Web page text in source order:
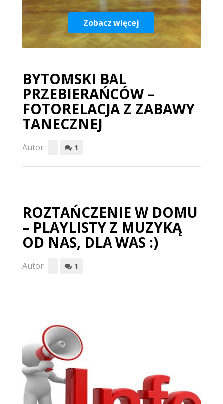
Zobacz więcej
BYTOMSKI BAL
PRZEBIERAŃCÓW –
FOTORELACJA Z ZABAWY
TANECZNEJ
Autor 1
ROZTAŃCZENIE W DOMU
– PLAYLISTY Z MUZYKĄ
OD NAS, DLA WAS :)
Autor 1